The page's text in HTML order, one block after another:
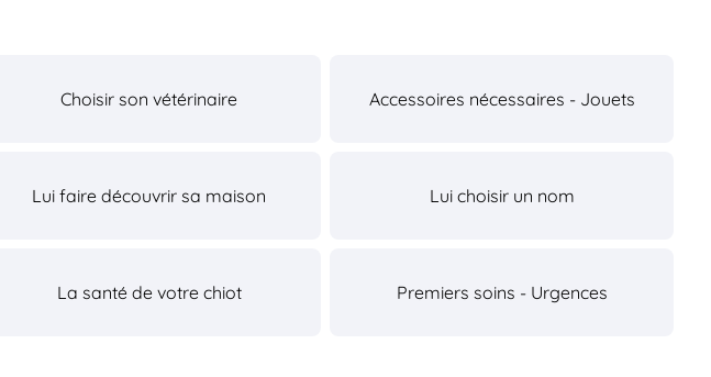
Choisir son vétérinaire Accessoires nécessaires - Jouets
Lui faire découvrir sa maison Lui choisir un nom
La santé de votre chiot Premiers soins - Urgences